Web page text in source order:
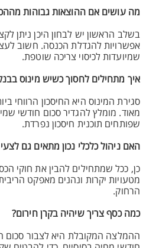
מה עושים אם ההוצאות גבוהות
בשלב הראשון יש לבחון היכן ניתן
אפשרויות להגדלת הכנסה. חשוב
שמיועדות לכיסוי צריכה שוטפת.
איך מתחילים לחסוך כשיש מינוס
סגירת המינוס היא החיסכון הרווחי
מאוד. מומלץ להגדיר סכום חודשי
שפותחים תוכנית חיסכון נפרדת.
האם ניהול כלכלי נכון מתאים גם
כן, ככל שמתחילים להבין את חוקי
מטעויות יקרות ונהנים מאפקט
הרחוק.
כמה כסף צריך שיהיה בקרן חירום?
ההמלצה המקובלת היא לצבור